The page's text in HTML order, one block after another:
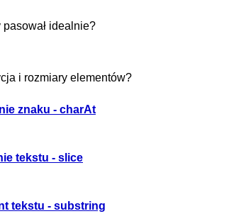
idealnie?
i rozmiary elementów?
znaku - charAt
tekstu - slice
tekstu - substring